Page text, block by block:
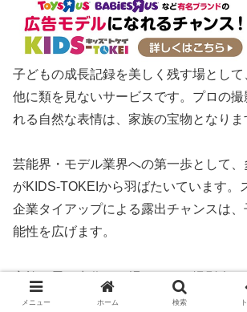
子どもの成長記録を美しく残す場とし
他に類を見ないサービスです。プロの
れる自然な表情は、家族の宝物となりま
芸能界・モデル業界への第一歩として
がKIDS-TOKEIから羽ばたいています。
企業タイアップによる露出チャンスは、
能性を広げます。
家族の思い出作りの場として、撮影会へ
にとって特別な体験となります。時刻ボ
メニュー ホーム 検索